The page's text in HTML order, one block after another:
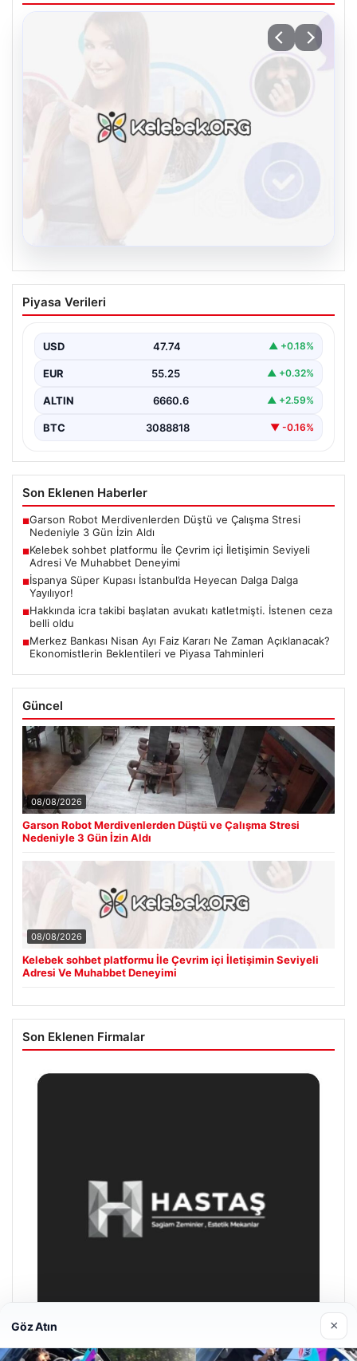
Kelebek sohbet platformu İle Çevrim içi
İletişimin Seviyeli Adresi Ve Muhabbet
İnternet dünyasında kullanıcıların güvenli bir tarzda
birçok…
Piyasa Verileri
USD 47.74 ▲ +0.18%
EUR 55.25 ▲ +0.32%
ALTIN 6660.6 ▲ +2.59%
BTC 3088818 ▼ -0.16%
Son Eklenen Haberler
■Garson Robot Merdivenlerden Düştü ve Çalışma Stresi
Nedeniyle 3 Gün İzin Aldı
■Kelebek sohbet platformu İle Çevrim içi İletişimin Seviyeli
Adresi Ve Muhabbet Deneyimi
■İspanya Süper Kupası İstanbul’da Heyecan Dalga Dalga
Yayılıyor!
■Hakkında icra takibi başlatan avukatı katletmişti. İstenen ceza
belli oldu
■Merkez Bankası Nisan Ayı Faiz Kararı Ne Zaman Açıklanacak?
Ekonomistlerin Beklentileri ve Piyasa Tahminleri
Güncel
08/08/2026
Garson Robot Merdivenlerden Düştü ve Çalışma Stresi
Nedeniyle 3 Gün İzin Aldı
08/08/2026
Kelebek sohbet platformu İle Çevrim içi İletişimin Seviyeli
Adresi Ve Muhabbet Deneyimi
Son Eklenen Firmalar
Göz Atın ×